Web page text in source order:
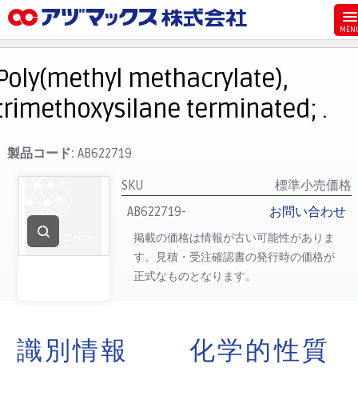
お気に入り
カート
マイアカウント
主要取扱ブランド
支払い
製品検索
methacrylate),
terminated; .
製品コード: AB622719
SKU
標準小売価格
AB622719-
お問い合わせ
掲載の価格は情報が古い可能性がありま
す。見積・受注確認書の発行時の価格が
正式なものとなります。
識別情報 化学的性質